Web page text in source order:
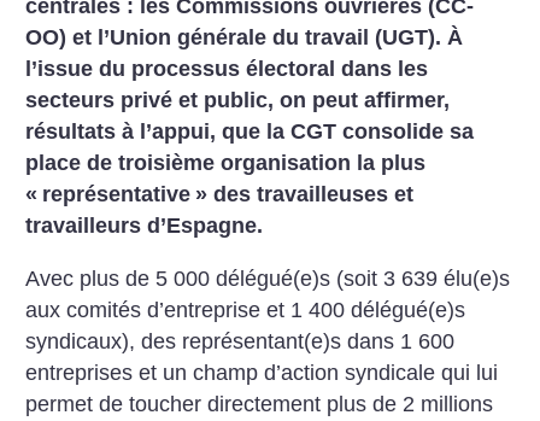
centrales : les Commissions ouvrières (CC-
OO) et l’Union générale du travail (UGT). À
l’issue du processus électoral dans les
secteurs privé et public, on peut affirmer,
résultats à l’appui, que la CGT consolide sa
place de troisième organisation la plus
« représentative » des travailleuses et
travailleurs d’Espagne.
Avec plus de 5 000 délégué(e)s (soit 3 639 élu(e)s
aux comités d’entreprise et 1 400 délégué(e)s
syndicaux), des représentant(e)s dans 1 600
entreprises et un champ d’action syndicale qui lui
permet de toucher directement plus de 2 millions